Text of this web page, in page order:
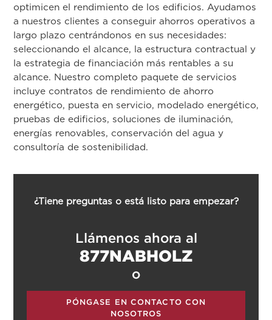
optimicen el rendimiento de los edificios. Ayudamos
a nuestros clientes a conseguir ahorros operativos a
largo plazo centrándonos en sus necesidades:
seleccionando el alcance, la estructura contractual y
la estrategia de financiación más rentables a su
alcance. Nuestro completo paquete de servicios
incluye contratos de rendimiento de ahorro
energético, puesta en servicio, modelado energético,
pruebas de edificios, soluciones de iluminación,
energías renovables, conservación del agua y
consultoría de sostenibilidad.
¿Tiene preguntas o está listo para empezar?
Llámenos ahora al
877NABHOLZ
o
PÓNGASE EN CONTACTO CON
NOSOTROS